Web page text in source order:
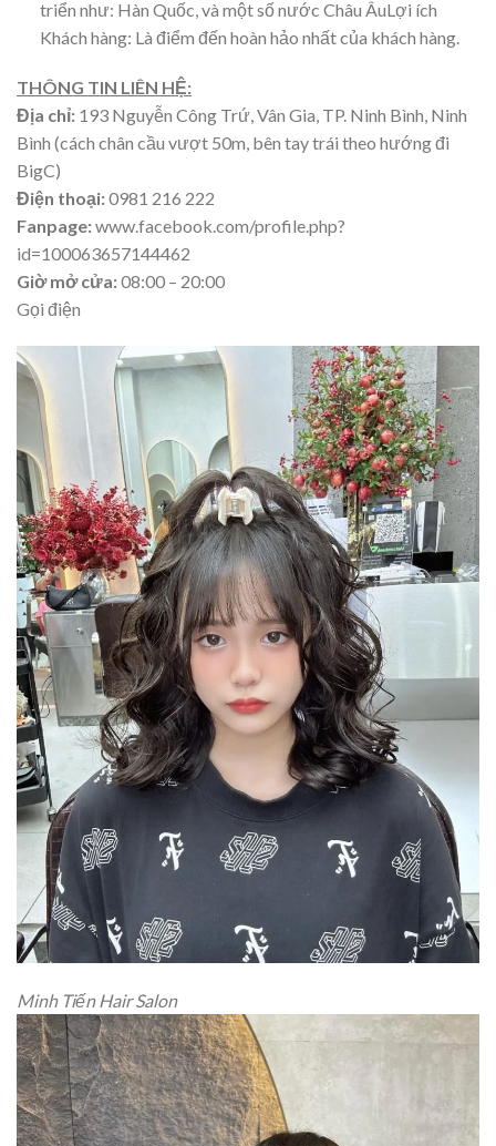
triển như: Hàn Quốc, và một số nước Châu ÂuLợi ích
Khách hàng: Là điểm đến hoàn hảo nhất của khách hàng.
THÔNG TIN LIÊN HỆ:
Địa chỉ: 193 Nguyễn Công Trứ, Vân Gia, TP. Ninh Bình, Ninh
Bình (cách chân cầu vượt 50m, bên tay trái theo hướng đi
BigC)
Điện thoại:0981 216 222
Fanpage:www.facebook.com/profile.php?
id=100063657144462
Giờ mở cửa:08:00 – 20:00
Gọi điện
Minh Tiến Hair Salon